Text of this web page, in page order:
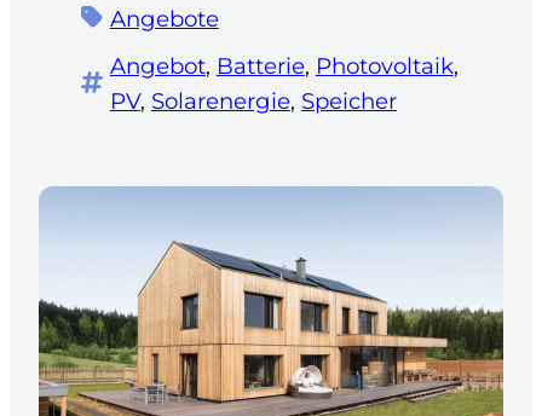
Angebote
Angebot, Batterie, Photovoltaik
PV, Solarenergie, Speicher